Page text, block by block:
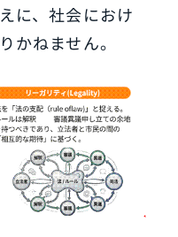
に、社会におけ
かねません。